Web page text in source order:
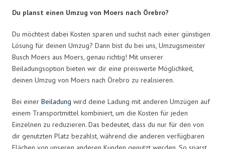
Du planst einen Umzug von Moers nach Örebro?
Du möchtest dabei Kosten sparen und suchst nach einer günstigen
Lösung für deinen Umzug? Dann bist du bei uns, Umzugsmeister
Busch Moers aus Moers, genau richtig! Mit unserer
Beiladungsoption bieten wir dir eine preiswerte Möglichkeit,
deinen Umzug von Moers nach Örebro zu realisieren.
Bei einer Beiladung wird deine Ladung mit anderen Umzügen auf
einem Transportmittel kombiniert, um die Kosten für jeden
Einzelnen zu reduzieren. Das bedeutet, dass du nur für den von
dir genutzten Platz bezahlst, während die anderen verfügbaren